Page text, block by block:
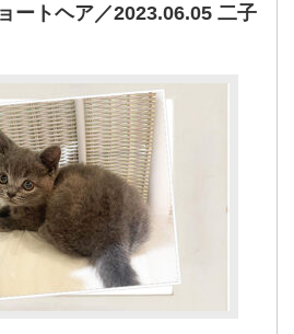
ートヘア／2023.06.05 二子